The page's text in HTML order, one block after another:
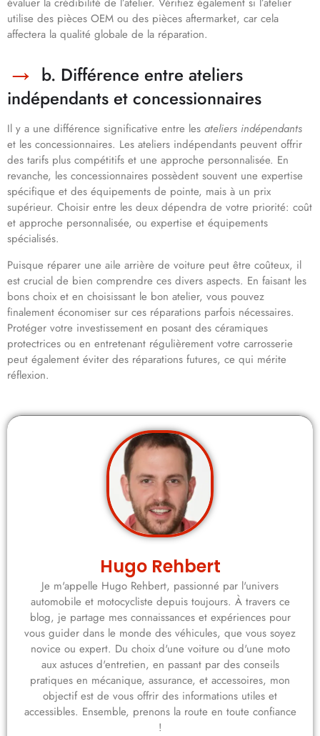
utilise des pièces OEM ou des pièces aftermarket, car cela
affectera la qualité globale de la réparation.
b. Différence entre ateliers
indépendants et concessionnaires
Il y a une différence significative entre les ateliers indépendants
et les concessionnaires. Les ateliers indépendants peuvent offrir
des tarifs plus compétitifs et une approche personnalisée. En
revanche, les concessionnaires possèdent souvent une expertise
spécifique et des équipements de pointe, mais à un prix
supérieur. Choisir entre les deux dépendra de votre priorité: coût
et approche personnalisée, ou expertise et équipements
spécialisés.
Puisque réparer une aile arrière de voiture peut être coûteux, il
est crucial de bien comprendre ces divers aspects. En faisant les
bons choix et en choisissant le bon atelier, vous pouvez
finalement économiser sur ces réparations parfois nécessaires.
Protéger votre investissement en posant des céramiques
protectrices ou en entretenant régulièrement votre carrosserie
peut également éviter des réparations futures, ce qui mérite
réflexion.
Hugo Rehbert
Je m'appelle Hugo Rehbert, passionné par l'univers
automobile et motocycliste depuis toujours. À travers ce
blog, je partage mes connaissances et expériences pour
vous guider dans le monde des véhicules, que vous soyez
novice ou expert. Du choix d'une voiture ou d'une moto
aux astuces d'entretien, en passant par des conseils
pratiques en mécanique, assurance, et accessoires, mon
objectif est de vous offrir des informations utiles et
accessibles. Ensemble, prenons la route en toute confiance
!